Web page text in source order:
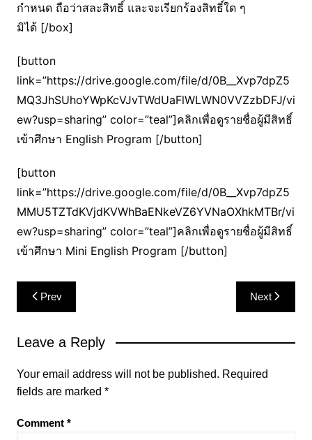
กำหนด ถือว่าสละสิทธิ์ และจะเรียกร้องสิทธิ์ใด ๆ
มิได้ [/box]
[button
link=”https://drive.google.com/file/d/0B__Xvp7dpZ5
MQ3JhSUhoYWpKcVJvTWdUaFlWLWN0VVZzbDFJ/vi
ew?usp=sharing” color=”teal”]คลิกเพื่อดูรายชื่อผู้มีสิทธิ์
เข้าศึกษา English Program [/button]
[button
link=”https://drive.google.com/file/d/0B__Xvp7dpZ5
MMU5TZTdKVjdKVWhBaENkeVZ6YVNaOXhkMTBr/vi
ew?usp=sharing” color=”teal”]คลิกเพื่อดูรายชื่อผู้มีสิทธิ์
เข้าศึกษา Mini English Program [/button]
Post
navigation
Prev Next
Leave a Reply
Your email address will not be published. Required
fields are marked *
Comment *